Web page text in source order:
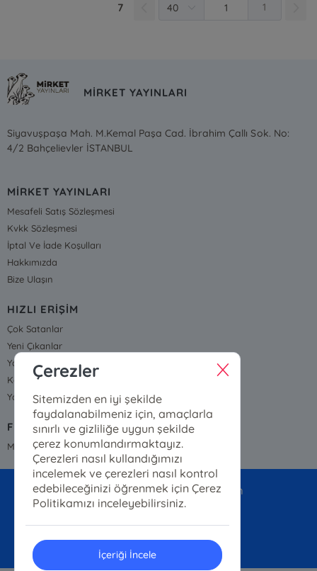
7 1
MİRKET YAYINLARI
Siyavuşpaşa Mah. M.Kemal Paşa Cad. İbrahim Çallı Sok. No:
4/2 Bahçelievler İSTANBUL
MİRKET YAYINLARI
Mesafeli Satış Sözleşmesi
Kvkk Sözleşmesi
İptal Ve İade Koşulları
Hakkımızda
Bize Ulaşın
HIZLI ERİŞİM
Çok Satanlar
Yeni Çıkanlar
Yayınevleri
Kategoriler
Yazarlarımız ve Çizerlerimiz
FİYAT LİSTESİ
Mirket Yayınları Fiyat Listesi
mirketyayinlari@gmail.com
Çerezler
Sitemizden en iyi şekilde
faydalanabilmeniz için, amaçlarla
sınırlı ve gizliliğe uygun şekilde
çerez konumlandırmaktayız.
Çerezleri nasıl kullandığımızı
incelemek ve çerezleri nasıl kontrol
edebileceğinizi öğrenmek için Çerez
Politikamızı inceleyebilirsiniz.
İçeriği İncele